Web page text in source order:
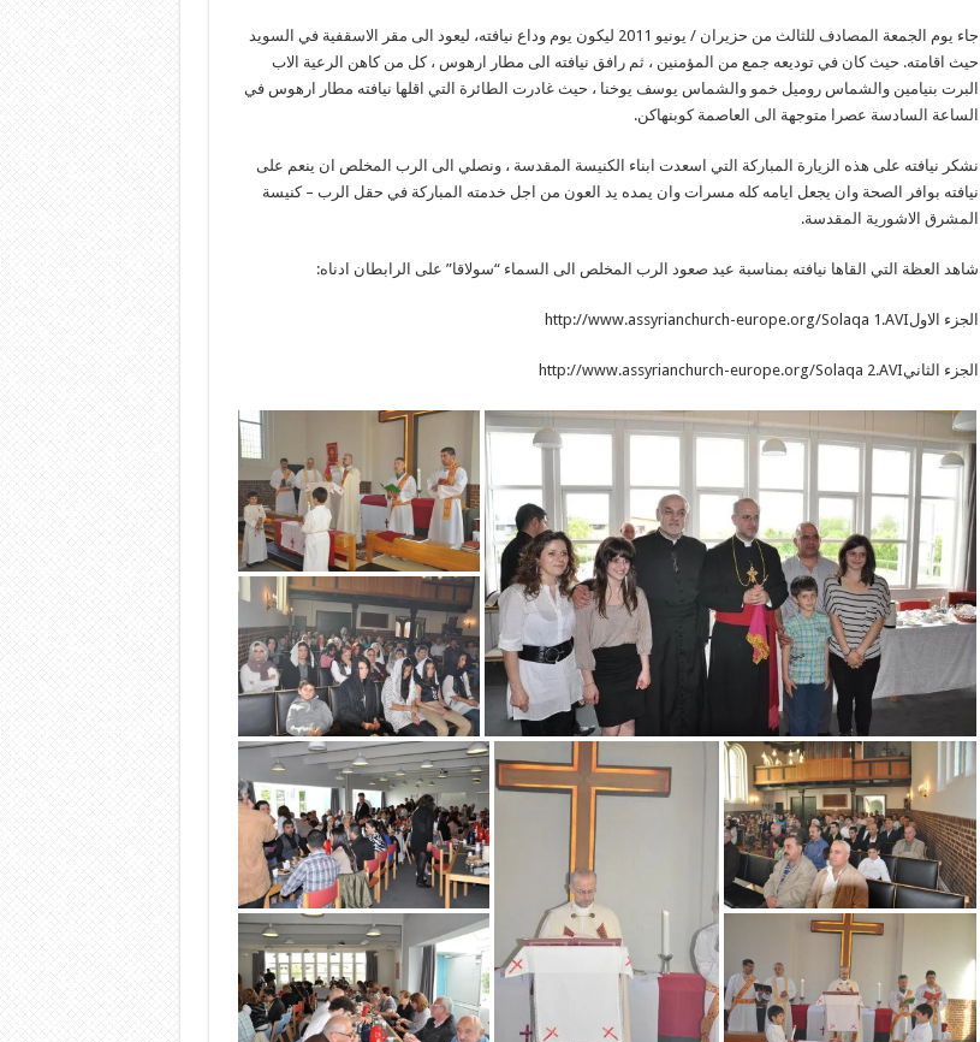
جاء يوم الجمعة المصادف للثالث من حزيران / يونيو 2011 ليكون يوم وداع نيافته، ليعود الى مقر الاسقفية في السويد
حيث اقامته. حيث كان في توديعه جمع من المؤمنين ، ثم رافق نيافته الى مطار ارهوس ، كل من كاهن الرعية الاب
البرت بنيامين والشماس روميل خمو والشماس يوسف يوخنا ، حيث غادرت الطائرة التي اقلها نيافته مطار ارهوس في
الساعة السادسة عصرا متوجهة الى العاصمة كوبنهاكن.
نشكر نيافته على هذه الزيارة المباركة التي اسعدت ابناء الكنيسة المقدسة ، ونصلي الى الرب المخلص ان ينعم على
نيافته بوافر الصحة وان يجعل ايامه كله مسرات وان يمده يد العون من اجل خدمته المباركة في حقل الرب – كنيسة
المشرق الاشورية المقدسة.
شاهد العظة التي القاها نيافته بمناسبة عيد صعود الرب المخلص الى السماء “سولاقا” على الرابطان ادناه:
الجزء الاولhttp://www.assyrianchurch-europe.org/Solaqa 1.AVI
الجزء الثانيhttp://www.assyrianchurch-europe.org/Solaqa 2.AVI